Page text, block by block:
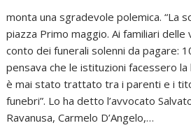
monta una sgradevole polemica. “La
piazza Primo maggio. Ai familiari
conto dei funerali solenni da pagare:
pensava che le istituzioni facessero
è mai stato trattato tra i parenti e i
funebri”. Lo ha detto l’avvocato
Ravanusa, Carmelo D’Angelo,…